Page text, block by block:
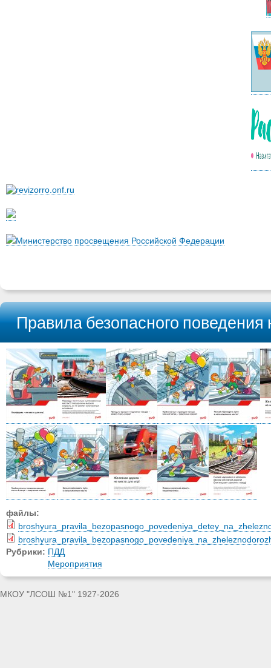
Министерство просвещения Российской Федерации
Правила безопасного поведения
файлы:
Рубрики: ПДД
Мероприятия
МКОУ "ЛСОШ №1" 1927-2026